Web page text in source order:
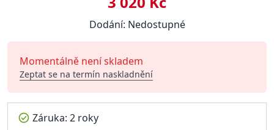
Dodání: Nedostupné
Momentálně není skladem
Zeptat se na termín naskladnění
Záruka: 2 roky